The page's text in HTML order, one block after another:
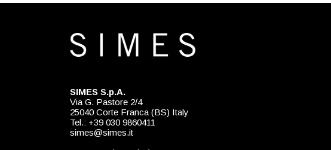
SIMES S.p.A.
Via G. Pastore 2/4
25040 Corte Franca (BS) Italy
Tel.: +39 030 9860411
simes@simes.it